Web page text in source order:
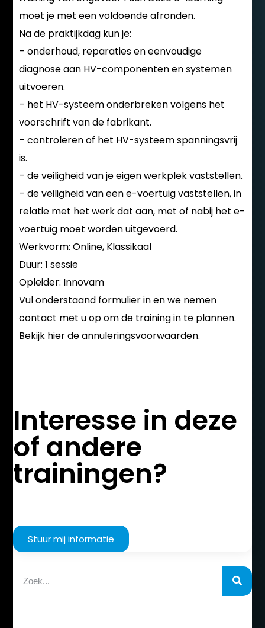
moet je met een voldoende afronden.
Na de praktijkdag kun je:
– onderhoud, reparaties en eenvoudige
diagnose aan HV-componenten en systemen
uitvoeren.
– het HV-systeem onderbreken volgens het
voorschrift van de fabrikant.
– controleren of het HV-systeem spanningsvrij
is.
– de veiligheid van je eigen werkplek vaststellen.
– de veiligheid van een e-voertuig vaststellen, in
relatie met het werk dat aan, met of nabij het e-
voertuig moet worden uitgevoerd.
Werkvorm: Online, Klassikaal
Duur: 1 sessie
Opleider: Innovam
Vul onderstaand formulier in en we nemen
contact met u op om de training in te plannen.
Bekijk hier deannuleringsvoorwaarden.
Interesse in deze
of andere
trainingen?
Stuur mij informatie